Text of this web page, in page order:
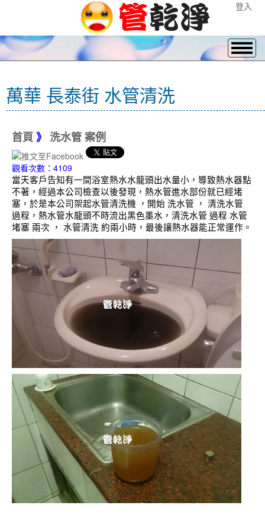
登入
萬華 長泰街 水管清洗
首頁 》 洗水管 案例
觀看次數：4109
當天客戶告知有一間浴室熱水水龍頭出水量小，導致熱水器點
不著，經過本公司檢查以後發現，熱水管進水部份就已經堵
塞，於是本公司架起水管清洗機 ，開始 洗水管 ， 清洗水管
過程，熱水管水龍頭不時流出黑色墨水，清洗水管 過程 水管
堵塞 兩次 ， 水管清洗 約兩小時，最後讓熱水器能正常運作。